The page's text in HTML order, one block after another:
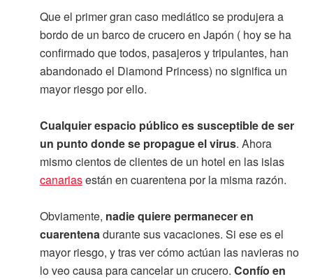
Que el primer gran caso mediático se produjera a
bordo de un barco de crucero en Japón ( hoy se ha
confirmado que todos, pasajeros y tripulantes, han
abandonado el Diamond Princess) no significa un
mayor riesgo por ello.
Cualquier espacio público es susceptible de ser
un punto donde se propague el virus. Ahora
mismo cientos de clientes de un hotel en las islas
canariasestán en cuarentena por la misma razón.
Obviamente, nadie quiere permanecer en
cuarentenadurante sus vacaciones. Si ese es el
mayor riesgo, y tras ver cómo actúan las navieras no
lo veo causa para cancelar un crucero. Confío en